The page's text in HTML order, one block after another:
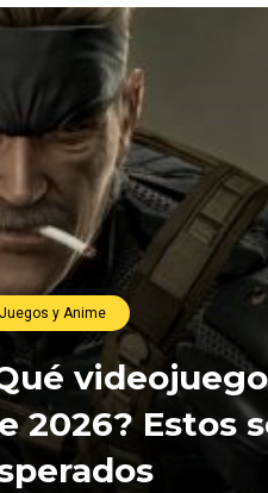
Juegos y Anime
2026? Estos